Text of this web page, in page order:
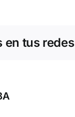
en tus redes